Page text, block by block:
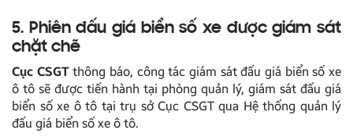
5. Phiên đấu giá biển số xe được giám sát
chặt chẽ
Cục CSGTthông báo, công tác giám sát đấu giá biển số xe
ô tô sẽ được tiến hành tại phòng quản lý, giám sát đấu giá
biển số xe ô tô tại trụ sở Cục CSGT qua Hệ thống quản lý
đấu giá biển số xe ô tô.